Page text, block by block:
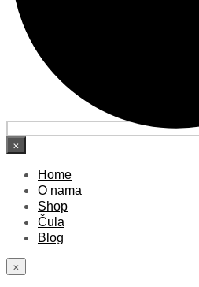
×
Home
O nama
Shop
Čula
Blog
×